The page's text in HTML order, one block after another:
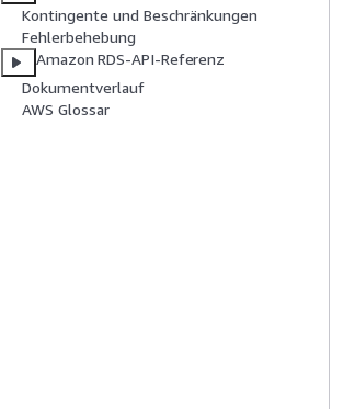
Kontingente und Beschränkungen
Fehlerbehebung
Amazon RDS-API-Referenz
Dokumentverlauf
AWS Glossar